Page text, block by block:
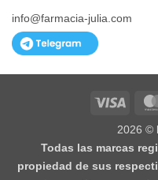
info@farmacia-julia.com
Visa
2026 ©
Todas las marcas
propiedad de sus